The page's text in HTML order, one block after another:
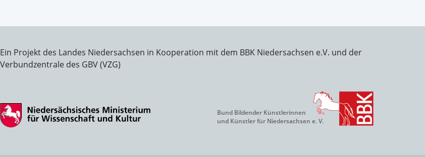
Ein Projekt des Landes Niedersachsen in Kooperation mit dem BBK Niedersachsen e.V. und der
Verbundzentrale des GBV (VZG)
Bund Bildender Künstlerinnen
und Künstler für Niedersachsen e. V.